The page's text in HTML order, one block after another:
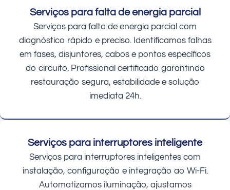
Serviços para falta de energia parcial
Serviços para falta de energia parcial com
diagnóstico rápido e preciso. Identificamos falhas
em fases, disjuntores, cabos e pontos específicos
do circuito. Profissional certificado garantindo
restauração segura, estabilidade e solução
imediata 24h.
Serviços para interruptores inteligente
Serviços para interruptores inteligentes com
instalação, configuração e integração ao Wi-Fi.
Automatizamos iluminação, ajustamos